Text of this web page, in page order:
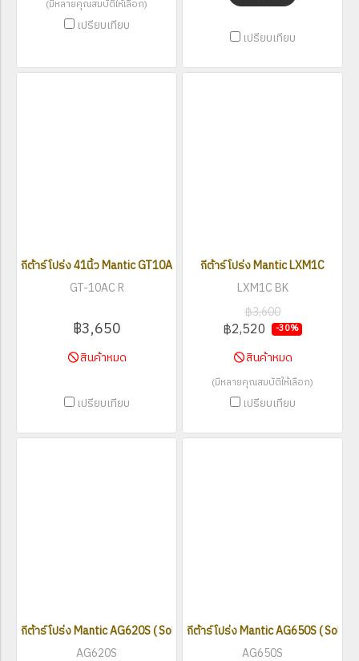
(มีหลายคุณสมบัติให้เลือก)
เปรียบเทียบ
เปรียบเทียบ
กีต้าร์โปร่ง 41นิ้ว Mantic GT10AC R (Solid Top)
GT-10AC R
฿3,650
สินค้าหมด
เปรียบเทียบ
กีต้าร์โปร่ง Mantic LXM1C
LXM1C BK
฿3,600
฿2,520 -30%
สินค้าหมด
(มีหลายคุณสมบัติให้เลือก)
เปรียบเทียบ
กีต้าร์โปร่ง Mantic AG620S ( Solid Top )
AG620S
กีต้าร์โปร่ง Mantic AG650S ( Solid
AG650S